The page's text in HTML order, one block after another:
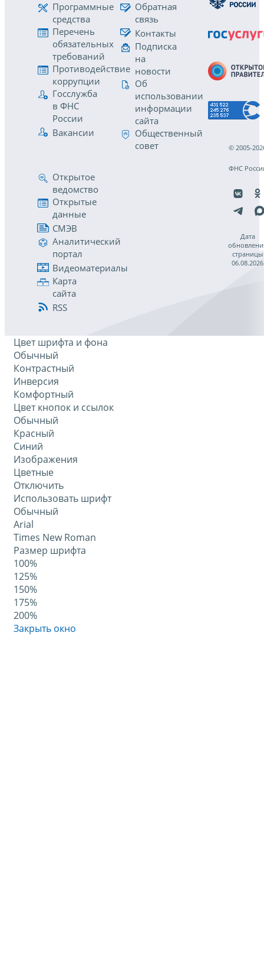
Программные
средства
Перечень
обязательных
требований
Противодействие
коррупции
Госслужба
в ФНС
России
Вакансии
Обратная
связь
Контакты
Подписка
на
новости
Об
использовании
информации
сайта
Общественный
совет
Открытое
ведомство
Открытые
данные
СМЭВ
Аналитический
портал
Видеоматериалы
Карта
сайта
RSS
© 2005-
ФНС
Дата
страницы
06.08.2026
Цвет шрифта и фона
Обычный
Контрастный
Инверсия
Комфортный
Цвет кнопок и ссылок
Обычный
Красный
Синий
Изображения
Цветные
Отключить
Использовать шрифт
Обычный
Arial
Times New Roman
Размер шрифта
100%
125%
150%
175%
200%
Закрыть окно